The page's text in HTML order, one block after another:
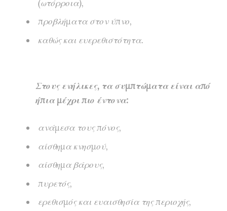
(ωτόρροια),
προβλήματα στον ύπνο,
καθώς και ευερεθιστότητα.
Στους ενήλικες, τα συμπτώματα είναι από
ήπια μέχρι πιο έντονα:
ανάμεσα τους πόνος,
αίσθημα κνησμού,
αίσθημα βάρους,
πυρετός,
ερεθισμός και ευαισθησία της περιοχής,